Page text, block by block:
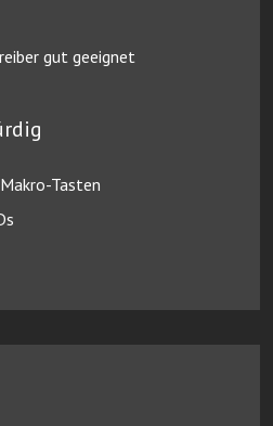
gut geeignet
Tasten